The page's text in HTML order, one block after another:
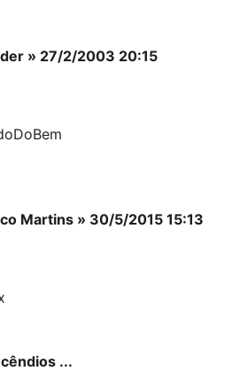
» 27/2/2003 20:15
Martins » 30/5/2015 15:13
...